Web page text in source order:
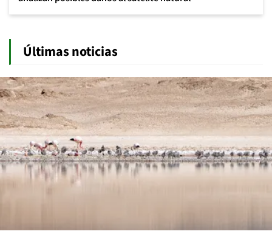
Últimas noticias